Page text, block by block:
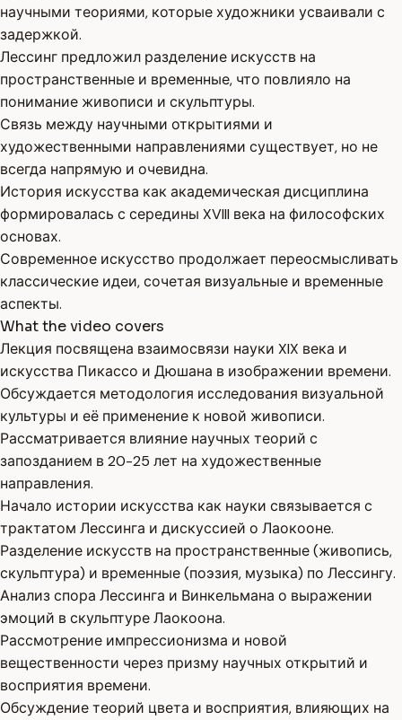
научными теориями, которые художники усваивали с
задержкой.
Лессинг предложил разделение искусств на
пространственные и временные, что повлияло на
понимание живописи и скульптуры.
Связь между научными открытиями и
художественными направлениями существует, но не
всегда напрямую и очевидна.
История искусства как академическая дисциплина
формировалась с середины XVIII века на философских
основах.
Современное искусство продолжает переосмысливать
классические идеи, сочетая визуальные и временные
аспекты.
What the video covers
Лекция посвящена взаимосвязи науки XIX века и
искусства Пикассо и Дюшана в изображении времени.
Обсуждается методология исследования визуальной
культуры и её применение к новой живописи.
Рассматривается влияние научных теорий с
запозданием в 20-25 лет на художественные
направления.
Начало истории искусства как науки связывается с
трактатом Лессинга и дискуссией о Лаокооне.
Разделение искусств на пространственные (живопись,
скульптура) и временные (поэзия, музыка) по Лессингу.
Анализ спора Лессинга и Винкельмана о выражении
эмоций в скульптуре Лаокоона.
Рассмотрение импрессионизма и новой
вещественности через призму научных открытий и
восприятия времени.
Обсуждение теорий цвета и восприятия, влияющих на